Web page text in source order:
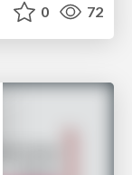
0 72